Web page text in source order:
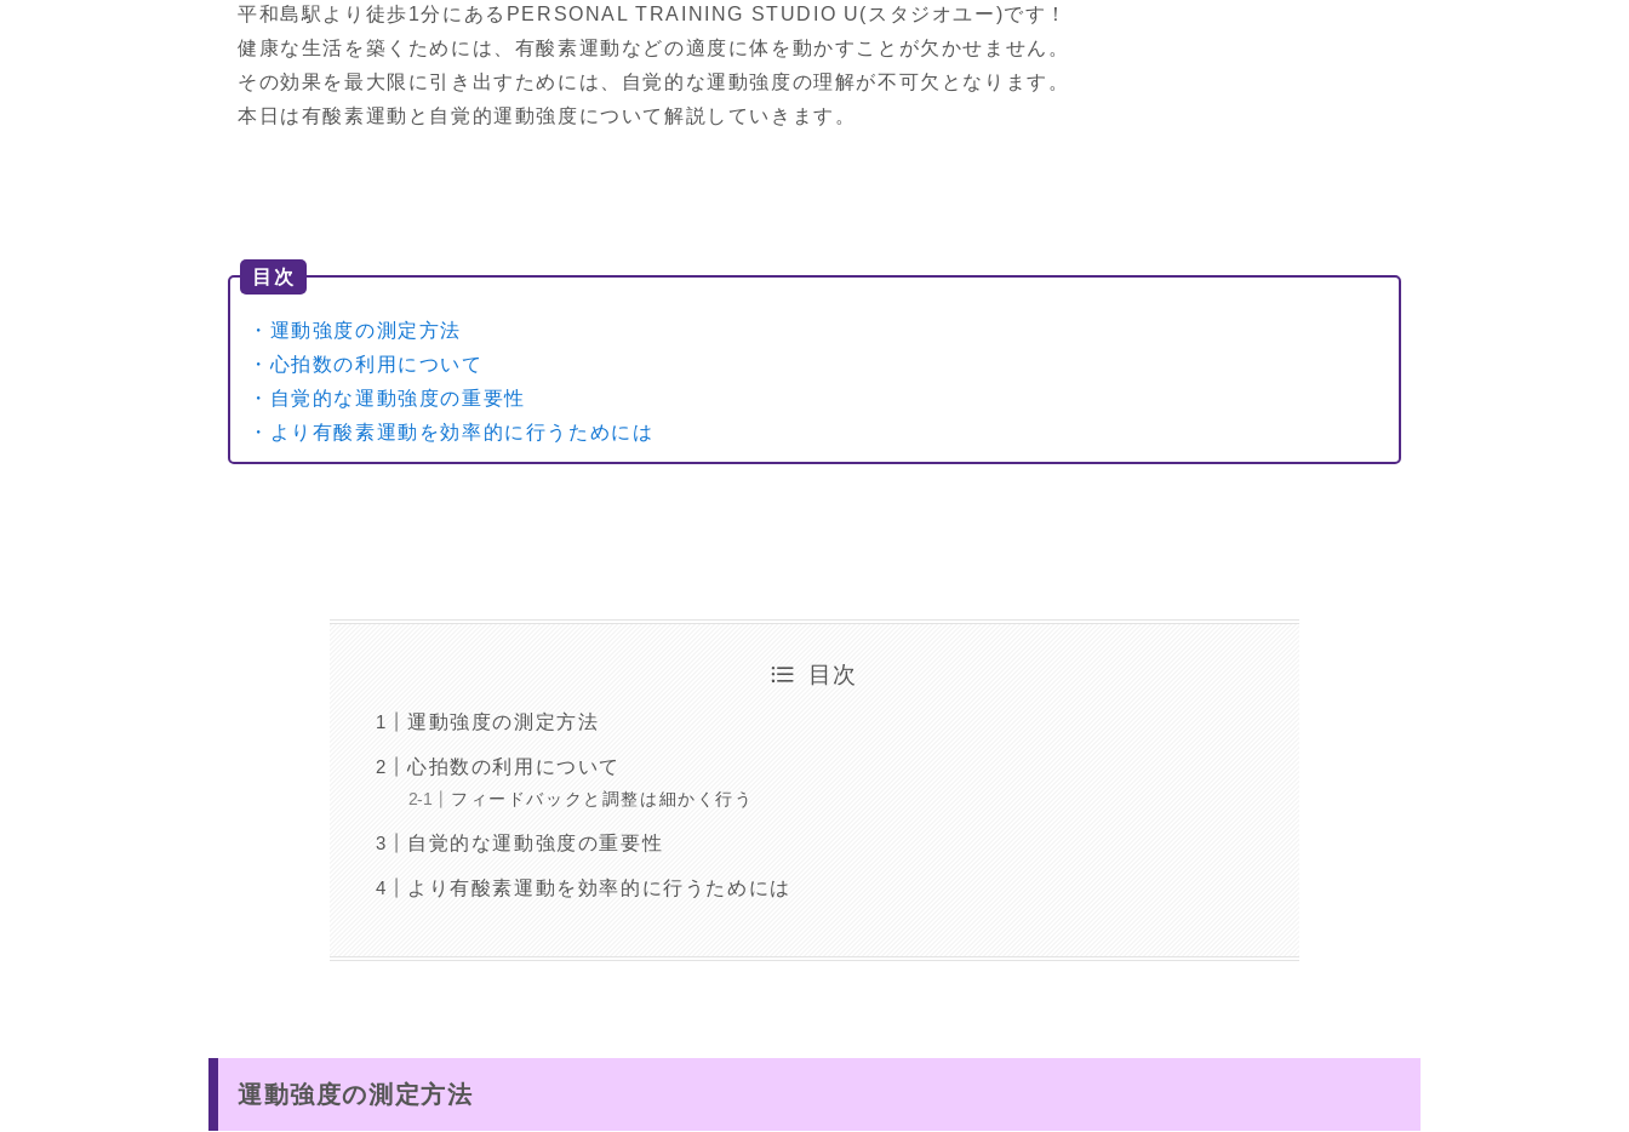
平和島駅より徒歩1分にあるPERSONAL TRAINING STUDIO U(スタジオユー)です！
健康な生活を築くためには、有酸素運動などの適度に体を動かすことが欠かせません。
その効果を最大限に引き出すためには、自覚的な運動強度の理解が不可欠となります。
本日は有酸素運動と自覚的運動強度について解説していきます。
目次
・運動強度の測定方法
・心拍数の利用について
・自覚的な運動強度の重要性
・より有酸素運動を効率的に行うためには
目次
運動強度の測定方法
心拍数の利用について
フィードバックと調整は細かく行う
自覚的な運動強度の重要性
より有酸素運動を効率的に行うためには
運動強度の測定方法